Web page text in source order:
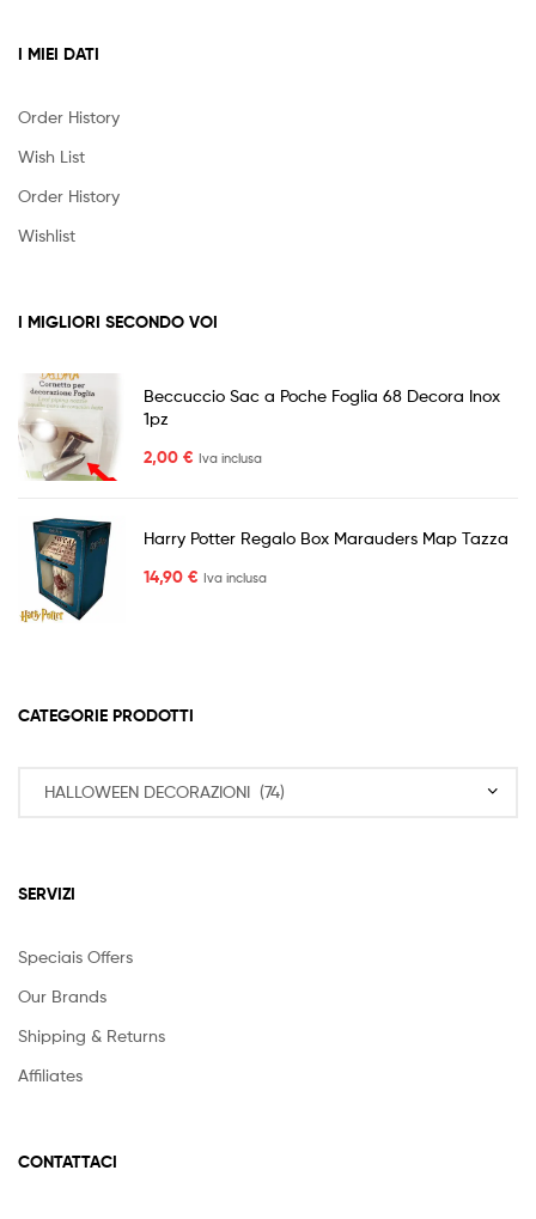
I MIEI DATI
Order History
Wish List
Order History
Wishlist
I MIGLIORI SECONDO VOI
Beccuccio Sac a Poche Foglia 68 Decora Inox
1pz
2,00 € Iva inclusa
Harry Potter Regalo Box Marauders Map Tazza
14,90 € Iva inclusa
CATEGORIE PRODOTTI
SERVIZI
Speciais Offers
Our Brands
Shipping & Returns
Affiliates
CONTATTACI